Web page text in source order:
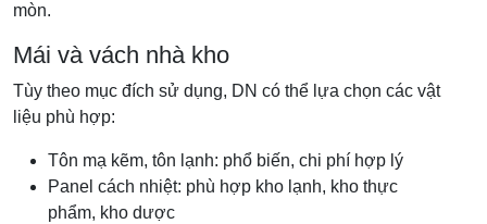
mòn.
Mái và vách nhà kho
Tùy theo mục đích sử dụng, DN có thể lựa chọn các vật
liệu phù hợp:
Tôn mạ kẽm, tôn lạnh: phổ biến, chi phí hợp lý
Panel cách nhiệt: phù hợp kho lạnh, kho thực
phẩm, kho dược